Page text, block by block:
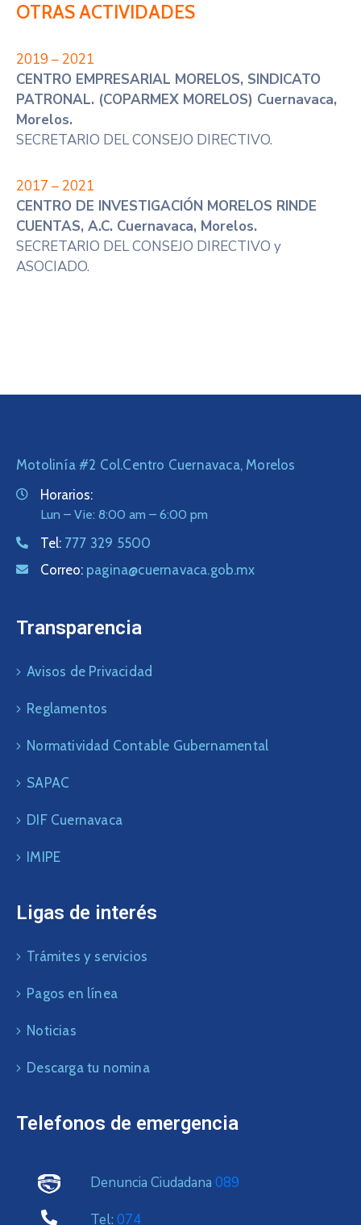
OTRAS ACTIVIDADES
2019 – 2021
CENTRO EMPRESARIAL MORELOS, SINDICATO
PATRONAL. (COPARMEX MORELOS) Cuernavaca,
Morelos.
SECRETARIO DEL CONSEJO DIRECTIVO.
2017 – 2021
CENTRO DE INVESTIGACIÓN MORELOS RINDE
CUENTAS, A.C. Cuernavaca, Morelos.
SECRETARIO DEL CONSEJO DIRECTIVO y
ASOCIADO.
Motolinía #2 Col.Centro Cuernavaca, Morelos
Horarios:
Lun – Vie: 8:00 am – 6:00 pm
Tel: 777 329 5500
Correo: pagina@cuernavaca.gob.mx
Transparencia
Avisos de Privacidad
Reglamentos
Normatividad Contable Gubernamental
SAPAC
DIF Cuernavaca
IMIPE
Ligas de interés
Trámites y servicios
Pagos en línea
Noticias
Descarga tu nomina
Telefonos de emergencia
Denuncia Ciudadana 089
Tel: 074